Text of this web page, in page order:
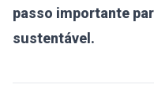
passo importante
sustentável.